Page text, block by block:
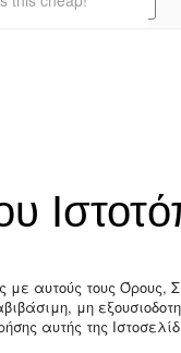
με αυτούς τους
μη
αυτής της